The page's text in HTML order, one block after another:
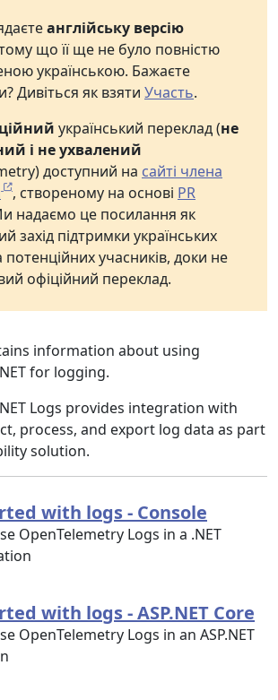
англійську версію
що її ще не було повністю
українською. Бажаєте
Дивіться як взяти Участь.
український переклад (не
і не ухвалений
доступний на сайті члена
, створеному на основі PR
надаємо це посилання як
захід підтримки українських
потенційних учасників, доки не
офіційний переклад.
information about using
for logging.
Logs provides integration with
process, and export log data as part
solution.
with logs - Console
OpenTelemetry Logs in a .NET
with logs - ASP.NET Core
OpenTelemetry Logs in an ASP.NET